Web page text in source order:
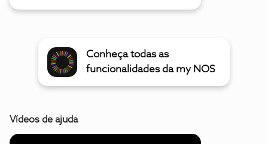
Conheça todas as
funcionalidades da my NOS
Vídeos de ajuda